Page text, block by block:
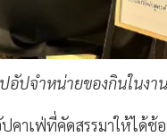
อัปจำหน่ายของกินในงาน
คาเฟ่ที่คัดสรรมาให้ได้ช้